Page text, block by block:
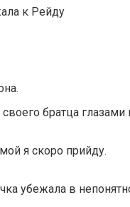
к Рейду
братца
я скоро прийду.
убежала в